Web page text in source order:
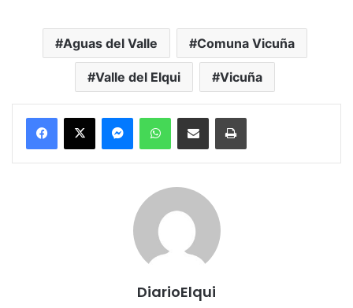
Aguas del Valle Comuna Vicuña
Valle del Elqui Vicuña
DiarioElqui